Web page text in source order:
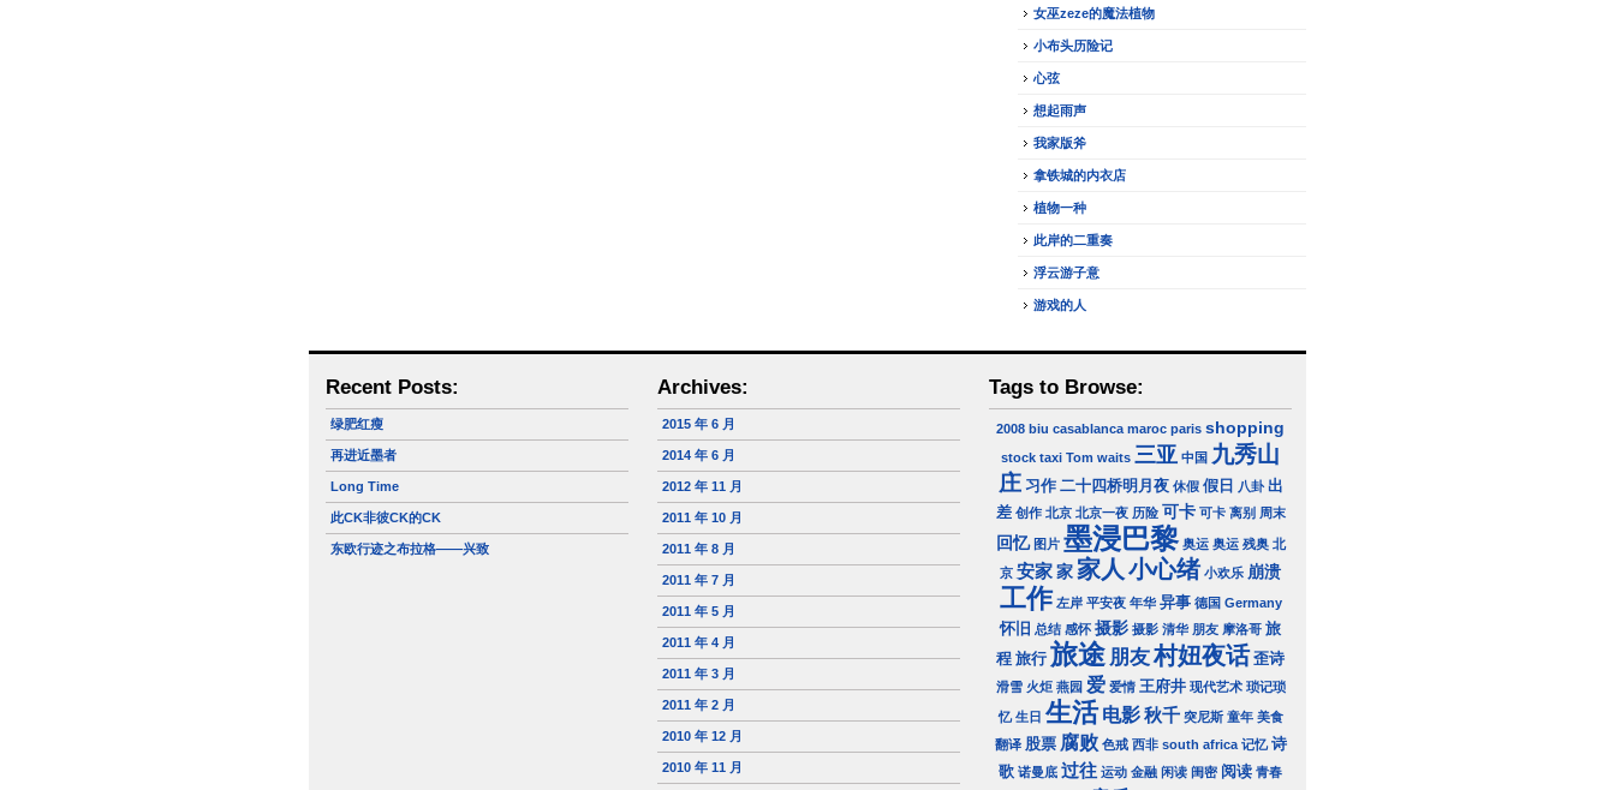
女巫zeze的魔法植物
小布头历险记
心弦
想起雨声
我家版斧
拿铁城的内衣店
植物一种
此岸的二重奏
浮云游子意
游戏的人
Recent Posts:
绿肥红瘦
再进近墨者
Long Time
此CK非彼CK的CK
东欧行迹之布拉格——兴致
Archives:
2015 年 6 月
2014 年 6 月
2012 年 11 月
2011 年 10 月
2011 年 8 月
2011 年 7 月
2011 年 5 月
2011 年 4 月
2011 年 3 月
2011 年 2 月
2010 年 12 月
2010 年 11 月
Tags to Browse:
2008 biu casablanca maroc paris shopping
stock taxi Tom waits 三亚 中国 九秀山
庄 习作 二十四桥明月夜 休假 假日 八卦 出
差 创作 北京 北京一夜 历险 可卡 可卡 离别 周末
回忆 图片 墨浸巴黎 奥运 奥运 残奥 北
京 安家家 家人 小心绪 小欢乐 崩溃
工作 左岸 平安夜 年华 异事 德国 Germany
怀旧 总结 感怀 摄影 摄影 清华 朋友 摩洛哥 旅
程 旅行 旅途 朋友村妞夜话 歪诗
滑雪 火炬 燕园 爱 爱情 王府井 现代艺术 琐记琐
忆 生日 生活 电影 秋千 突尼斯 童年 美食
翻译 股票 腐败 色戒 西非 south africa 记忆 诗
歌 诺曼底 过往 运动 金融 闲读 闺密 阅读 青春